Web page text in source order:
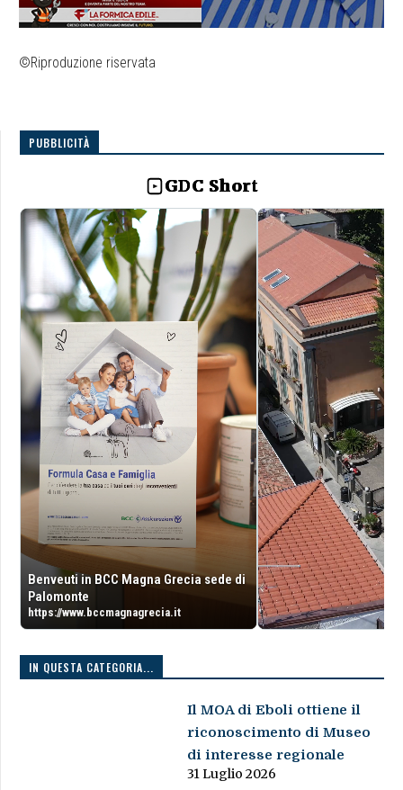
©Riproduzione riservata
PUBBLICITÀ
GDC Short
Benveuti in BCC Magna Grecia sede di
Palomonte
https://www.bccmagnagrecia.it
IN QUESTA CATEGORIA...
Il MOA di Eboli ottiene il
riconoscimento di Museo
di interesse regionale
31 Luglio 2026